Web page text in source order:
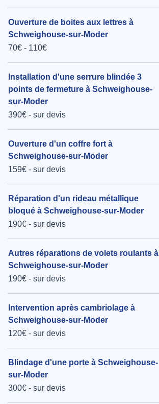
Ouverture de boites aux lettres à
Schweighouse-sur-Moder
70€ - 110€
Installation d'une serrure blindée 3
points de fermeture à Schweighouse-
sur-Moder
390€ - sur devis
Ouverture d'un coffre fort à
Schweighouse-sur-Moder
159€ - sur devis
Réparation d'un rideau métallique
bloqué à Schweighouse-sur-Moder
190€ - sur devis
Autres réparations de volets roulants à
Schweighouse-sur-Moder
190€ - sur devis
Intervention après cambriolage à
Schweighouse-sur-Moder
120€ - sur devis
Blindage d'une porte à Schweighouse-
sur-Moder
300€ - sur devis